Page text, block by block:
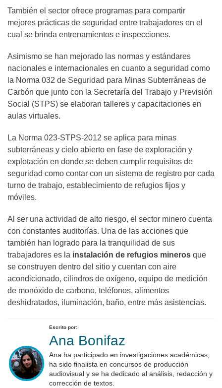
También el sector ofrece programas para compartir
mejores prácticas de seguridad entre trabajadores en el
cual se brinda entrenamientos e inspecciones.
Asimismo se han mejorado las normas y estándares
nacionales e internacionales en cuanto a seguridad como
la Norma 032 de Seguridad para Minas Subterráneas de
Carbón que junto con la Secretaría del Trabajo y Previsión
Social (STPS) se elaboran talleres y capacitaciones en
aulas virtuales.
La Norma 023-STPS-2012 se aplica para minas
subterráneas y cielo abierto en fase de exploración y
explotación en donde se deben cumplir requisitos de
seguridad como contar con un sistema de registro por cada
turno de trabajo, establecimiento de refugios fijos y
móviles.
Al ser una actividad de alto riesgo, el sector minero cuenta
con constantes auditorías. Una de las acciones que
también han logrado para la tranquilidad de sus
trabajadores es la instalación de refugios mineros que
se construyen dentro del sitio y cuentan con aire
acondicionado, cilindros de oxígeno, equipo de medición
de monóxido de carbono, teléfonos, alimentos
deshidratados, iluminación, baño, entre más asistencias.
Escrito por:
Ana Bonifaz
Ana ha participado en investigaciones académicas,
ha sido finalista en concursos de producción
audiovisual y se ha dedicado al análisis, redacción y
corrección de textos.